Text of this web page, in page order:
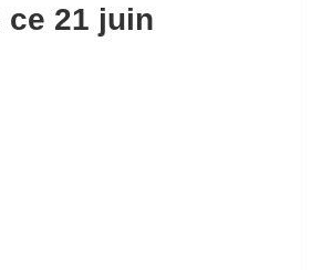
ce 21 juin